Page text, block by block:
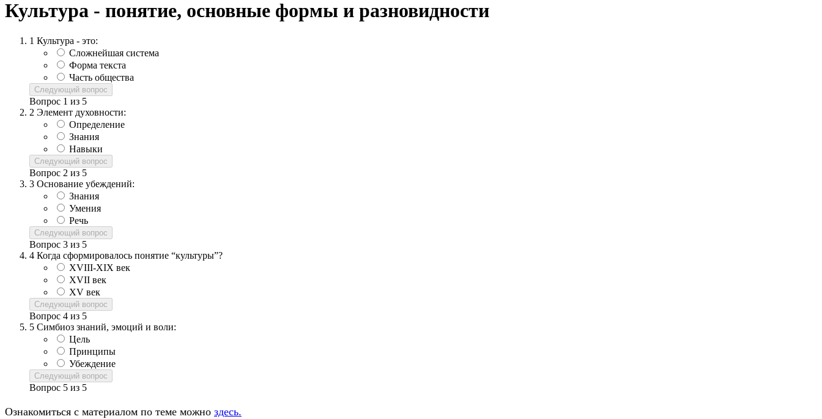
Культура - понятие, основные формы и разновидности
1 Культура - это:
Сложнейшая система
Форма текста
Часть общества
Следующий вопрос
Вопрос 1 из 5
2 Элемент духовности:
Определение
Знания
Навыки
Следующий вопрос
Вопрос 2 из 5
3 Основание убеждений:
Знания
Умения
Речь
Следующий вопрос
Вопрос 3 из 5
4 Когда сформировалось понятие “культуры”?
XVIII-XIX век
XVII век
XV век
Следующий вопрос
Вопрос 4 из 5
5 Симбиоз знаний, эмоций и воли:
Цель
Принципы
Убеждение
Следующий вопрос
Вопрос 5 из 5
Ознакомиться с материалом по теме можно здесь.